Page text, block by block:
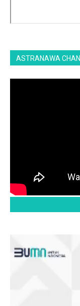
ASTRANAWA